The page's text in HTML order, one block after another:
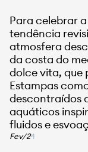
Para celebrar
tendência
atmosfera
da costa do
dolce vita, que
Estampas
descontraídos
aquáticos
fluidos e
Fev/24